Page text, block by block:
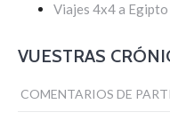
Viajes 4x4 a Egipto
VUESTRAS
COMENTARIOS DE